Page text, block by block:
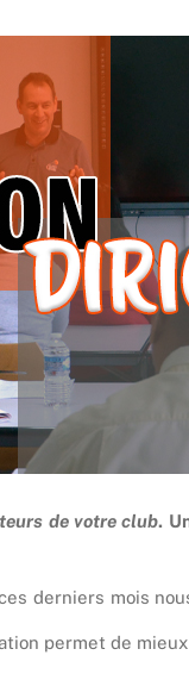
de votre club.
derniers mois
permet de mieux